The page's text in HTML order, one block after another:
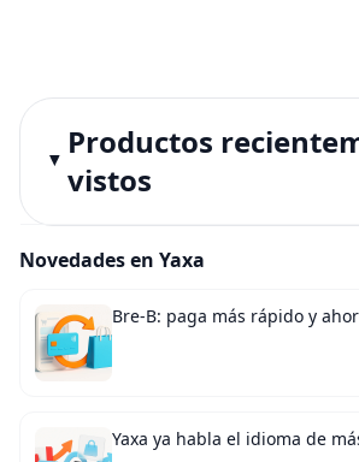
Productos
vistos
Novedades en Yaxa
Bre-B: paga más rápido y
Yaxa ya habla el idioma de